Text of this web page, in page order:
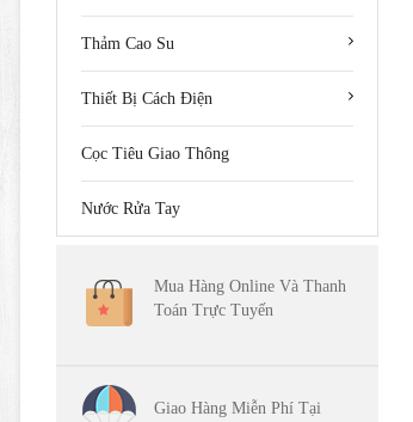
Thảm Cao Su
Thiết Bị Cách Điện
Cọc Tiêu Giao Thông
Nước Rửa Tay
Mua Hàng Online Và Thanh
Toán Trực Tuyến
Giao Hàng Miễn Phí Tại